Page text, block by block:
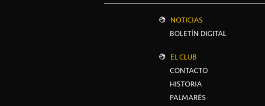
NOTICIAS
BOLETÍN DIGITAL
EL CLUB
CONTACTO
HISTORIA
PALMARÉS